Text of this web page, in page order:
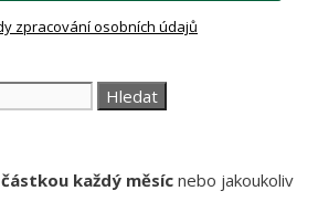
zpracování osobních údajů
každý měsícnebo jakoukoliv